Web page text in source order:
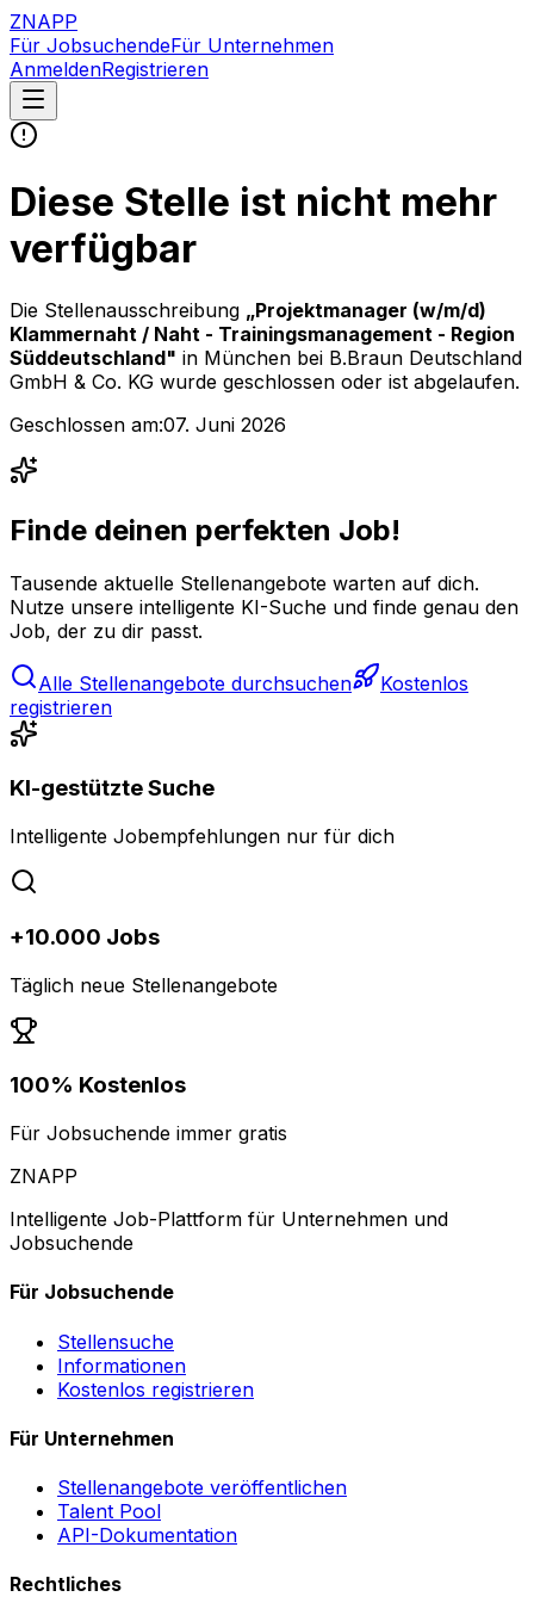
ZNAPP
Für JobsuchendeFür Unternehmen
AnmeldenRegistrieren
Diese Stelle ist nicht mehr
verfügbar
Die Stellenausschreibung „Projektmanager (w/m/d)
Klammernaht / Naht - Trainingsmanagement - Region
Süddeutschland" in München bei B.Braun Deutschland
GmbH & Co. KG wurde geschlossen oder ist abgelaufen.
Geschlossen am:07. Juni 2026
Finde deinen perfekten Job!
Tausende aktuelle Stellenangebote warten auf dich.
Nutze unsere intelligente KI-Suche und finde genau den
Job, der zu dir passt.
Alle Stellenangebote durchsuchen
Kostenlos
registrieren
KI-gestützte Suche
Intelligente Jobempfehlungen nur für dich
+10.000 Jobs
Täglich neue Stellenangebote
100% Kostenlos
Für Jobsuchende immer gratis
ZNAPP
Intelligente Job-Plattform für Unternehmen und
Jobsuchende
Für Jobsuchende
Stellensuche
Informationen
Kostenlos registrieren
Für Unternehmen
Stellenangebote veröffentlichen
Talent Pool
API-Dokumentation
Rechtliches